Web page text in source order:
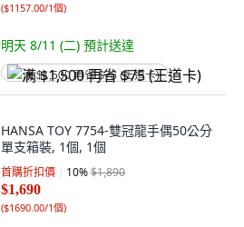
($1157.00/1個)
明天 8/11 (二) 預計送達
满 $1,500 再省 $75 (王道卡)
HANSA TOY 7754-雙冠龍手偶50公分
單支箱裝, 1個, 1個
首購折扣價 10%$1,890
$1,690
($1690.00/1個)